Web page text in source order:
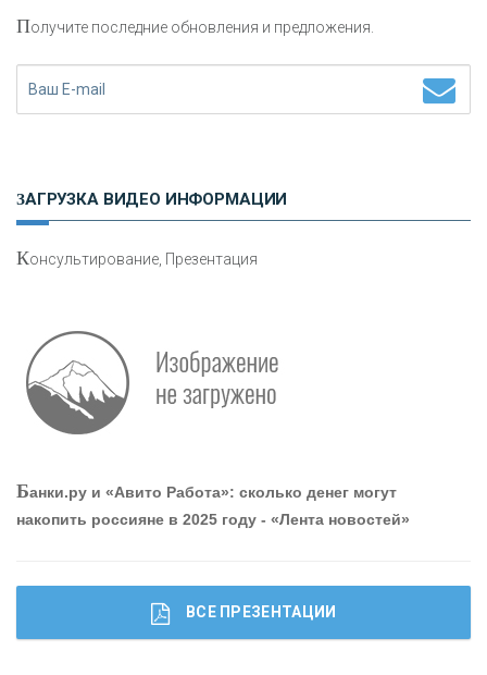
Работа мечты. Что банки делают для того, чтобы
привлечь и удержать персонал - «Интервью»
Получите последние обновления и предложения.
ЗАГРУЗКА ВИДЕО ИНФОРМАЦИИ
Консультирование, Презентация
Банки.ру и «Авито Работа»: сколько денег могут
накопить россияне в 2025 году - «Лента новостей»
ВСЕ ПРЕЗЕНТАЦИИ